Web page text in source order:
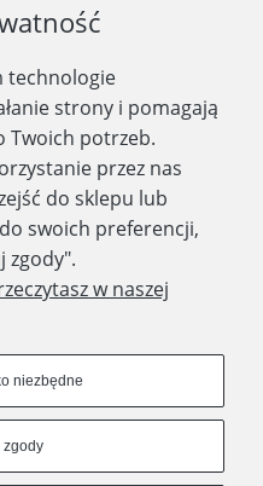
i promocjach.
Zapisz się
- Wydawnictwo PROMIC
technologie
strony i pomagają
Twoich potrzeb.
przez nas
do sklepu lub
swoich preferencji,
zgody".
w naszej
niezbędne
zgody